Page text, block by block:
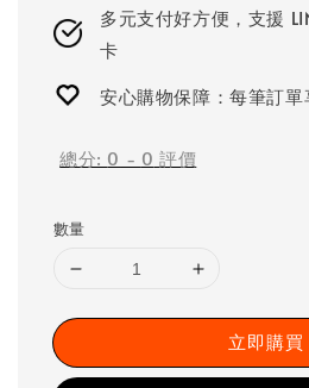
多元支付好方便，支援
卡
安心購物保障：每筆訂
總分: 0 - 0 評價
數量
立即購買